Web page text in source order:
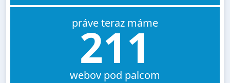
práve teraz máme
211
webov pod palcom